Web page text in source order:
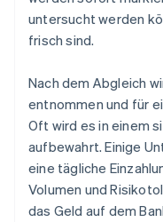
untersucht werden
frisch sind.
Nach dem Abgleich
entnommen und für
Oft wird es in einem
aufbewahrt. Einige
eine tägliche
Volumen und
das Geld auf dem